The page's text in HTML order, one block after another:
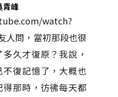
青峰
watch?
人問，當初那段也很
久才復原？我說，
復記憶了，大概也
那時，彷彿每天都